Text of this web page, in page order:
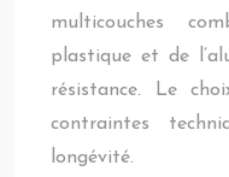
multicouches
plastique et de
résistance. Le
contraintes
longévité.